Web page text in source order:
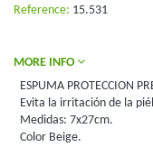
Reference: 15.531
MORE INFO
ESPUMA PROTECCION
Evita la irritación de la
Medidas: 7x27cm.
Color Beige.